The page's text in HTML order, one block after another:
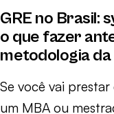
GRE no Brasil:
o que fazer
metodologia
Se você vai
um MBA ou